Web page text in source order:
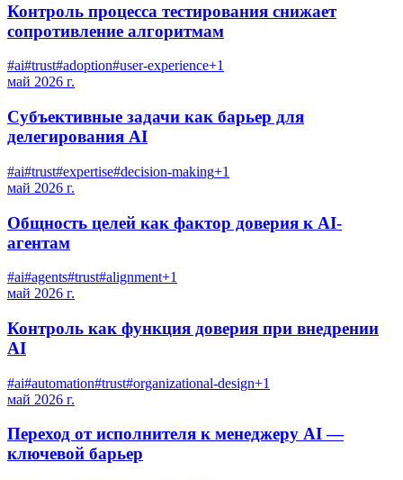
Контроль процесса тестирования снижает
сопротивление алгоритмам
#ai#trust#adoption#user-experience+1
май 2026 г.
Субъективные задачи как барьер для
делегирования AI
#ai#trust#expertise#decision-making+1
май 2026 г.
Общность целей как фактор доверия к AI-
агентам
#ai#agents#trust#alignment+1
май 2026 г.
Контроль как функция доверия при внедрении
AI
#ai#automation#trust#organizational-design+1
май 2026 г.
Переход от исполнителя к менеджеру AI —
ключевой барьер